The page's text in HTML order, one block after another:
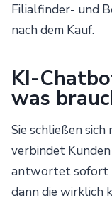
Filialfinder- und
nach dem Kauf.
KI-
was
Sie schließen
verbindet
antwortet sofort
dann die wirklich